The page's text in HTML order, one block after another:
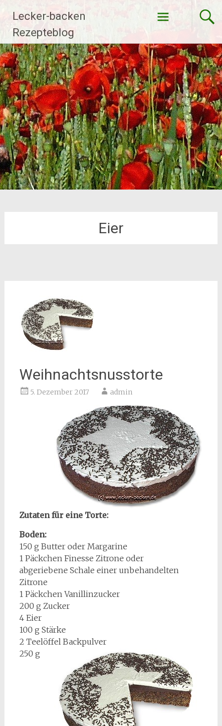
Inhalt
springen
Lecker-backen
Rezepteblog
Eier
Weihnachtsnusstorte
5. Dezember 2017 admin
Zutaten für eine Torte:
Boden:
150 g Butter oder Margarine
1 Päckchen Finesse Zitrone oder
abgeriebene Schale einer unbehandelten
Zitrone
1 Päckchen Vanillinzucker
200 g Zucker
4 Eier
100 g Stärke
2 Teelöffel Backpulver
250 g